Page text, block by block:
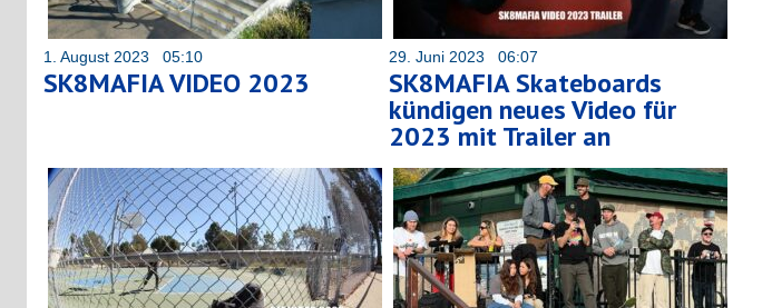
1. August 2023 05:10
SK8MAFIA VIDEO 2023
29. Juni 2023 06:07
SK8MAFIA Skateboards
kündigen neues Video für
2023 mit Trailer an